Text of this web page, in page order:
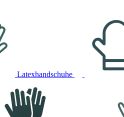
Latexhandschuhe